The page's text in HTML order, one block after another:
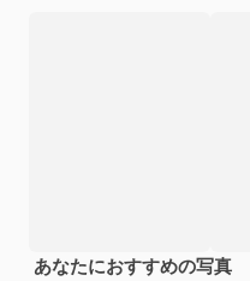
あなたにおすすめの写真